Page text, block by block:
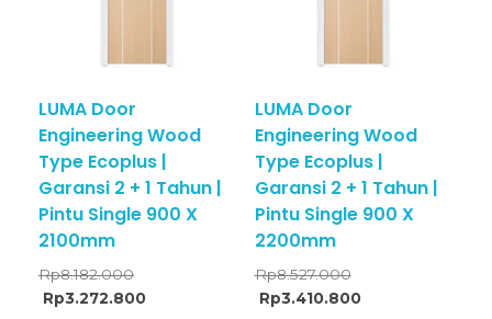
LUMA Door
Engineering Wood
Type Ecoplus |
Garansi 2 + 1 Tahun |
Pintu Single 900 X
2100mm
Rp8.182.000
Rp3.272.800
LUMA Door
Engineering Wood
Type Ecoplus |
Garansi 2 + 1 Tahun |
Pintu Single 900 X
2200mm
Rp8.527.000
Rp3.410.800